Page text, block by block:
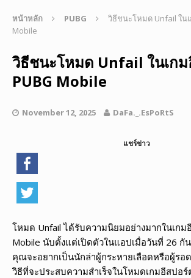
หน้าหลัก PUBG
วิธีชนะโหมด Unfail ใน
Mobile
วิธีชนะโหมด Unfail ในเก
PUBG Mobile
November 12, 2025 DaFa._.EsPoRtS
แชร์ข่าว
โหมด Unfail ได้รับความนิยมอย่างมากในเกม
Mobile นับตั้งแต่เปิดตัวในแอปเมื่อวันที่ 26 กั
คุณจะอยากเป็นนักล่าผู้กระหายเลือดหรือผู้ร
วิธีที่จะประสบความสำเร็จในโหมดเกมอีสปอ